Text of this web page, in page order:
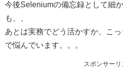
今後Seleniumの備忘録として細
も、、
あとは実務でどう活かすか、こ
で悩んでいます。。。
スポンサーリ